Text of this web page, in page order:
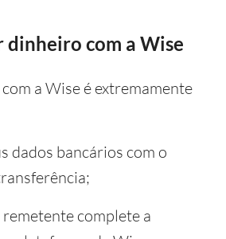
dinheiro com a Wise
a Wise é extremamente
dados bancários com o
complete a